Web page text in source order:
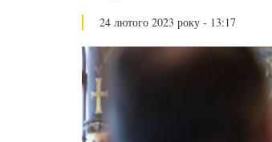
24 лютого 2023 року - 13:17